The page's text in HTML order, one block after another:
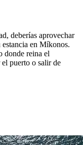
deberías aprovechar
en Míkonos.
donde reina el
puerto o salir de